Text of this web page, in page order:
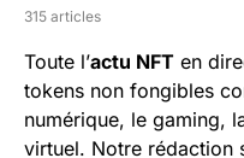
315 articles
Toute l’actu NFT en
tokens non fongibles
numérique, le gaming,
virtuel. Notre rédaction